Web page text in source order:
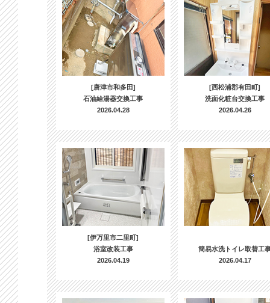
[唐津市和多田]
石油給湯器交換工事
2026.04.28
[西松浦郡有田町]
洗面化粧台交換工事
2026.04.26
[伊万里市二里町]
浴室改装工事
2026.04.19
簡易水洗トイレ取替工
2026.04.17